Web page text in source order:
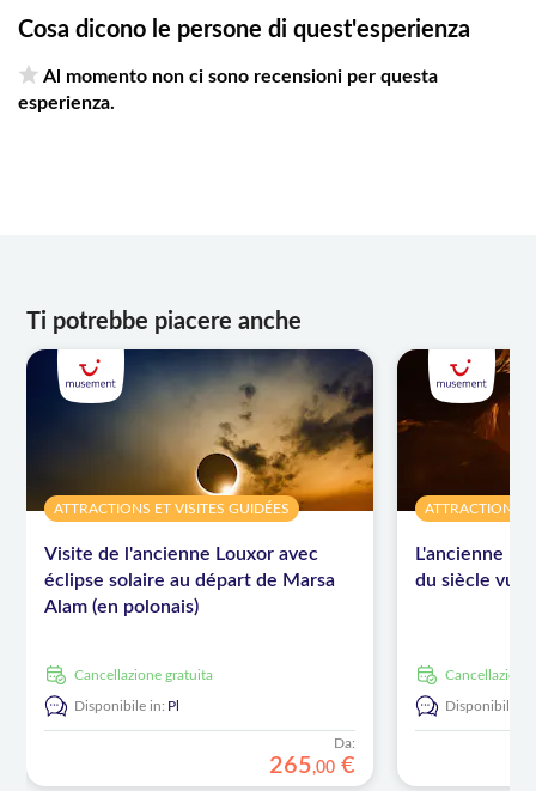
15 partecipanti
Ricordate di portare con voi:
Cosa dicono le persone di quest'esperienza
Al momento non ci sono recensioni per questa
esperienza.
Ti potrebbe piacere anche
ATTRACTIONS ET VISITES GUIDÉES
Visite de l'ancienne Louxor avec
éclipse solaire au départ de Marsa
Alam (en polonais)
Cancellazione gratuita
Disponibile in: Pl
Da:
265,00 €
ATTRACTIONS
L'ancienne
du siècle vue
Disponibile in: